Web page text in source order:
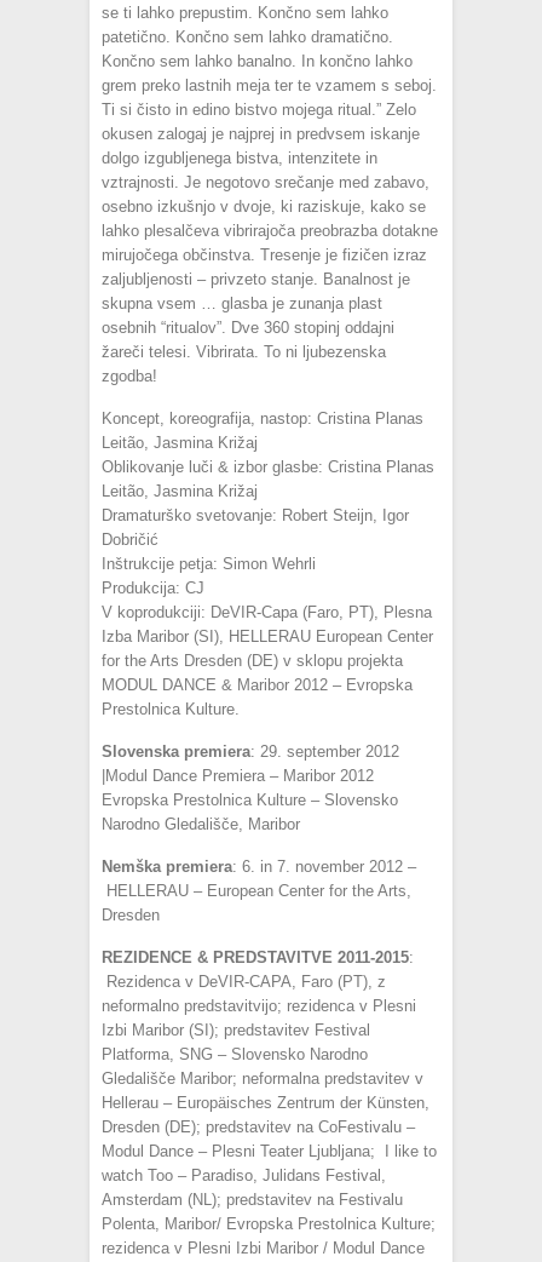
se ti lahko prepustim. Končno sem lahko
patetično. Končno sem lahko dramatično.
Končno sem lahko banalno. In končno lahko
grem preko lastnih meja ter te vzamem s seboj.
Ti si čisto in edino bistvo mojega ritual.” Zelo
okusen zalogaj je najprej in predvsem iskanje
dolgo izgubljenega bistva, intenzitete in
vztrajnosti. Je negotovo srečanje med zabavo,
osebno izkušnjo v dvoje, ki raziskuje, kako se
lahko plesalčeva vibrirajoča preobrazba dotakne
mirujočega občinstva. Tresenje je fizičen izraz
zaljubljenosti – privzeto stanje. Banalnost je
skupna vsem … glasba je zunanja plast
osebnih “ritualov”. Dve 360 stopinj oddajni
žareči telesi. Vibrirata. To ni ljubezenska
zgodba!
Koncept, koreografija, nastop: Cristina Planas
Leitão, Jasmina Križaj
Oblikovanje luči & izbor glasbe: Cristina Planas
Leitão, Jasmina Križaj
Dramaturško svetovanje: Robert Steijn, Igor
Dobričić
Inštrukcije petja: Simon Wehrli
Produkcija: CJ
V koprodukciji: DeVIR-Capa (Faro, PT), Plesna
Izba Maribor (SI), HELLERAU European Center
for the Arts Dresden (DE) v sklopu projekta
MODUL DANCE & Maribor 2012 – Evropska
Prestolnica Kulture.
Slovenska premiera: 29. september 2012
|Modul Dance Premiera – Maribor 2012
Evropska Prestolnica Kulture – Slovensko
Narodno Gledališče, Maribor
Nemška premiera: 6. in 7. november 2012 –
HELLERAU – European Center for the Arts,
Dresden
REZIDENCE & PREDSTAVITVE 2011-2015:
Rezidenca v DeVIR-CAPA, Faro (PT), z
neformalno predstavitvijo; rezidenca v Plesni
Izbi Maribor (SI); predstavitev Festival
Platforma, SNG – Slovensko Narodno
Gledališče Maribor; neformalna predstavitev v
Hellerau – Europäisches Zentrum der Künsten,
Dresden (DE); predstavitev na CoFestivalu –
Modul Dance – Plesni Teater Ljubljana; I like to
watch Too – Paradiso, Julidans Festival,
Amsterdam (NL); predstavitev na Festivalu
Polenta, Maribor/ Evropska Prestolnica Kulture;
rezidenca v Plesni Izbi Maribor / Modul Dance